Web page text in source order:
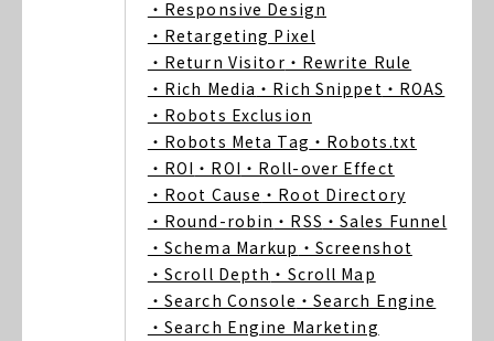
・Responsive Design
・Retargeting Pixel
・Return Visitor ・Rewrite Rule
・Rich Media ・Rich Snippet ・ROAS
・Robots Exclusion
・Robots Meta Tag ・Robots.txt
・ROI ・ROI ・Roll-over Effect
・Root Cause ・Root Directory
・Round-robin ・RSS ・Sales Funnel
・Schema Markup ・Screenshot
・Scroll Depth ・Scroll Map
・Search Console ・Search Engine
・Search Engine Marketing